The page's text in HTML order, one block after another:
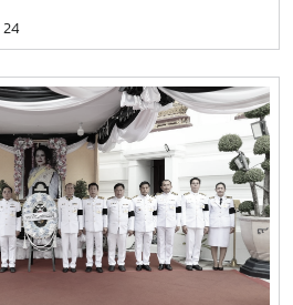
รย์ ดร.ยศชนัน วงศ์สวัสดิ์ รองนายก
รรม เป็นประธานเปิดงาน ณ โรงแรม
ทรัลพลาซ่าลาดพร้าว กทม.สำหรับ
Presidential Forum 2026 มี
ฐมนตรีประจำกระทรวง อว.
ที่ปรึกษา รมว.อว. ศ.ดร.ศุภชัย
ว. ดร.พันธุ์เพิ่มศักดิ์ อารุณี รองปลัด
าขากร ผู้ช่วยปลัดกระทรวง อว.
ะทรวง อว. Professor Tan Eng
24